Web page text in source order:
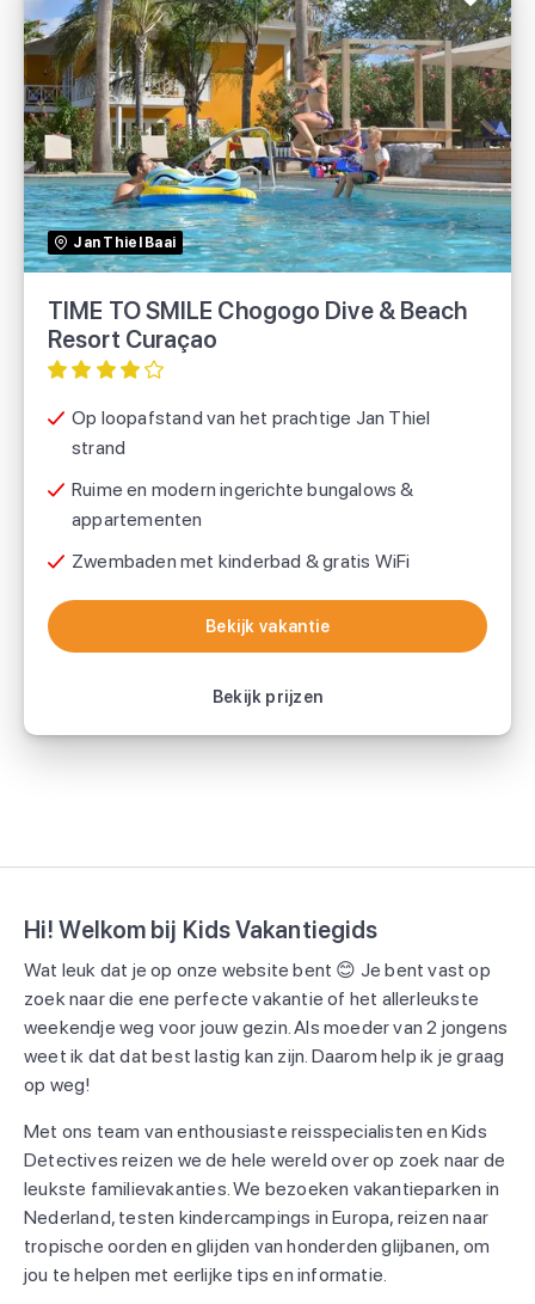
Jan Thiel Baai
TIME TO SMILE Chogogo Dive & Beach
Resort Curaçao
Op loopafstand van het prachtige Jan Thiel
strand
Ruime en modern ingerichte bungalows &
appartementen
Zwembaden met kinderbad & gratis WiFi
Bekijk vakantie
Bekijk prijzen
TIME TO SMILE Chogogo Dive & Beach
Resort Curaçao
TUI
Bekijk vakantie
Hi! Welkom bij Kids Vakantiegids
Wat leuk dat je op onze website bent 😊 Je bent vast op
zoek naar die ene perfecte vakantie of het allerleukste
weekendje weg voor jouw gezin. Als moeder van 2 jongens
weet ik dat dat best lastig kan zijn. Daarom help ik je graag
op weg!
Met ons team van enthousiaste reisspecialisten en Kids
Detectives reizen we de hele wereld over op zoek naar de
leukste familievakanties. We bezoeken vakantieparken in
Nederland, testen kindercampings in Europa, reizen naar
tropische oorden en glijden van honderden glijbanen, om
jou te helpen met eerlijke tips en informatie.